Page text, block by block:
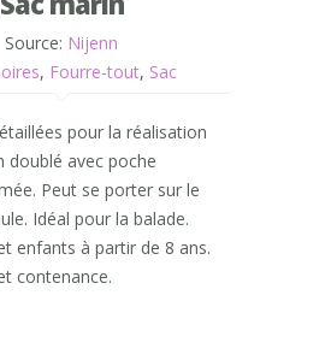
Source: Nijenn
, Fourre-tout, Sac
pour la réalisation
doublé avec poche
Peut se porter sur le
Idéal pour la balade.
enfants à partir de 8 ans.
contenance.